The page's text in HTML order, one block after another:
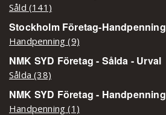
Såld (141)
Stockholm Företag-Handpenning
Handpenning (9)
NMK SYD Företag - Sålda - Urval
Sålda (38)
NMK SYD Företag - Handpenning
Handpenning (1)